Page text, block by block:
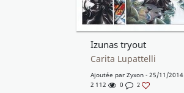
Izunas tryout
Carita Lupattelli
Ajoutée par Zyxon - 25/11/2014
2 112
0 2